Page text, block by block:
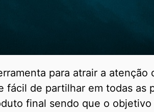
para atrair a
fácil de partilhar em todas as
final sendo que o